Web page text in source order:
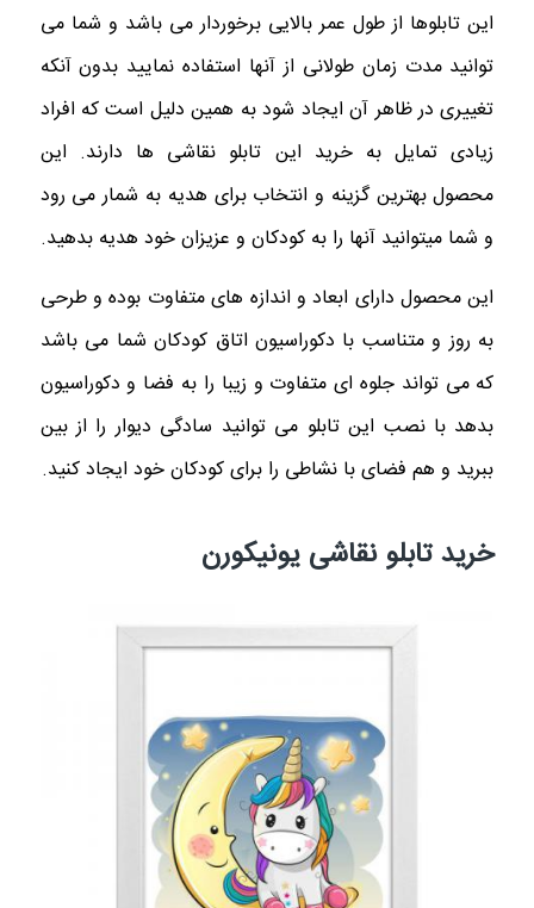
این تابلوها از طول عمر بالایی برخوردار می باشد و شما می
توانید مدت زمان طولانی از آنها استفاده نمایید بدون آنکه
تغییری در ظاهر آن ایجاد شود به همین دلیل است که افراد
زیادی تمایل به خرید این تابلو نقاشی ها دارند‌. این
محصول بهترین گزینه و انتخاب برای هدیه به شمار می رود
و شما میتوانید آنها را به کودکان و عزیزان خود هدیه بدهید.
این محصول دارای ابعاد و اندازه های متفاوت بوده و طرحی
به روز و متناسب با دکوراسیون اتاق کودکان شما می باشد
که می تواند جلوه ای متفاوت و زیبا را به فضا و دکوراسیون
بدهد با نصب این تابلو می توانید سادگی دیوار را از بین
ببرید و هم فضای با نشاطی را برای کودکان خود ایجاد کنید.
خرید تابلو نقاشی یونیکورن